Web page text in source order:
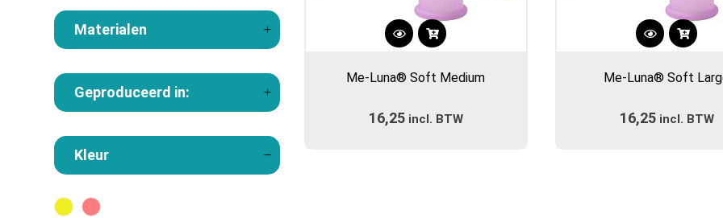
Materialen
Geproduceerd in:
Kleur
Dit
heeft
variaties.
Me-Luna® Soft Medium
16,25 incl. BTW
Dit
heeft
variaties.
Me-Luna® Soft
16,25 incl. BTW